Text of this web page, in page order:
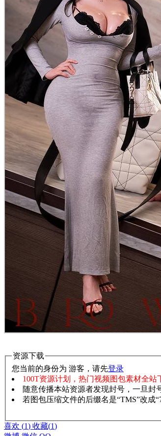
资源下载
您当前的身份为 游客，请先登录
100T资源计划，热门视频图包素材全站
随意传播本站资源者发现封号，一旦封
若图包压缩文件的后缀名是“TMS”改成
喜欢 (1) 收藏(1)